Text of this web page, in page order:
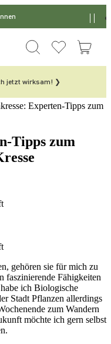
jetzt wirksam! ❯
Experten-Tipps zum
Tipps zum
gehören sie für mich zu
faszinierende Fähigkeiten
ich Biologische
Stadt Pflanzen allerdings
zum Wandern
möchte ich gern selbst